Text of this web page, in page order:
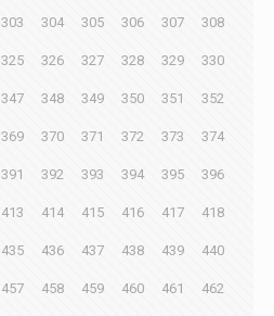
303 304 305 306 307 308
325 326 327 328 329 330
347 348 349 350 351 352
369 370 371 372 373 374
391 392 393 394 395 396
413 414 415 416 417 418
435 436 437 438 439 440
457 458 459 460 461 462